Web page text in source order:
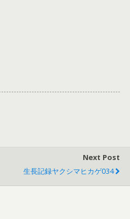
Next Post
生長記録ヤクシマヒカゲ034